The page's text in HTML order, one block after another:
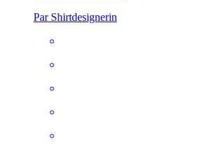
Par Shirtdesignerin